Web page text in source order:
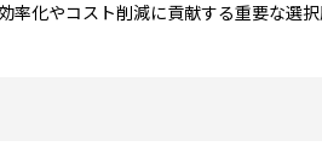
化やコスト削減に貢献する重要な選択